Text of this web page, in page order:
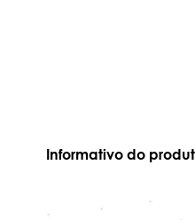
Informativo do